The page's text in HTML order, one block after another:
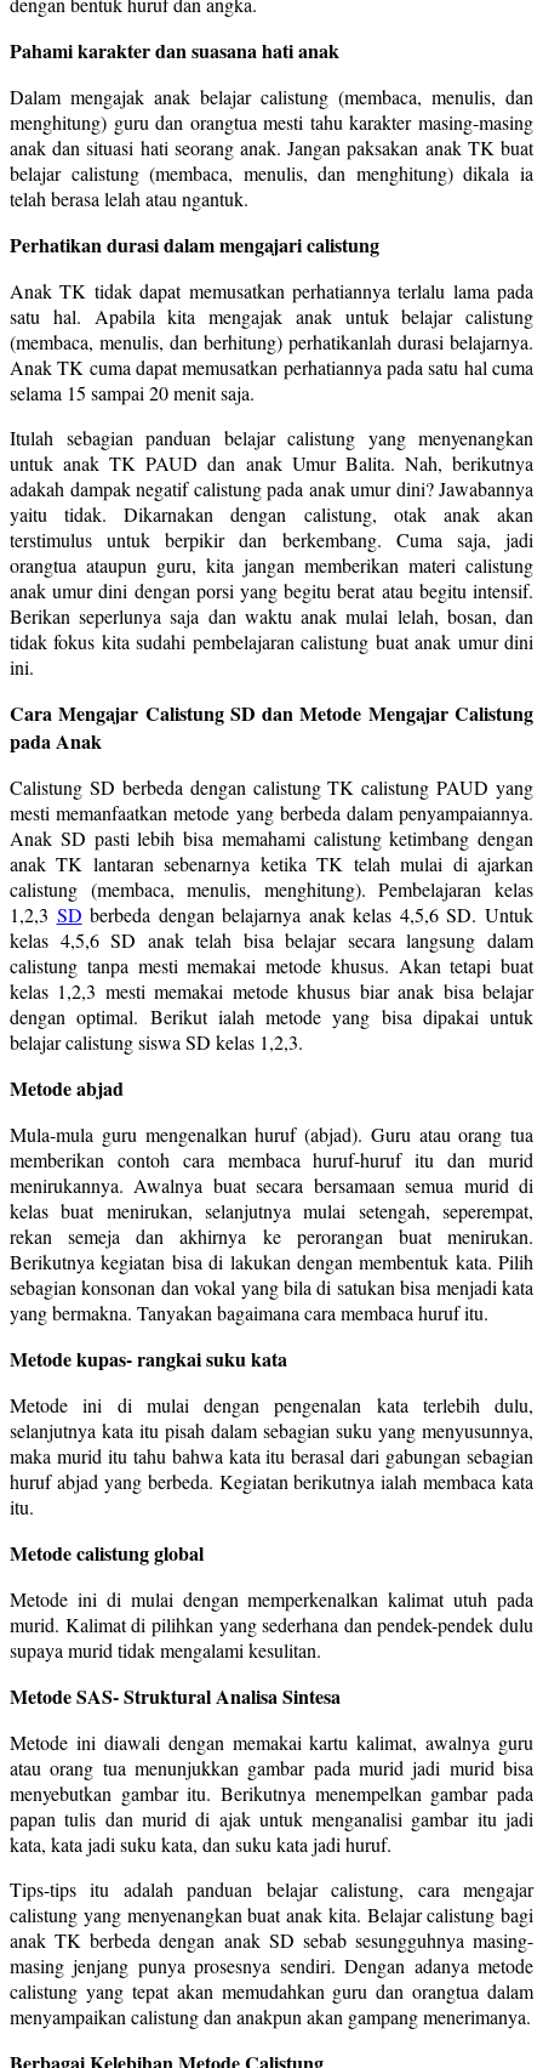
Pahami karakter dan suasana hati anak
Dalam mengajak anak belajar calistung (membaca, menulis, dan
menghitung) guru dan orangtua mesti tahu karakter masing-masing
anak dan situasi hati seorang anak. Jangan paksakan anak TK buat
belajar calistung (membaca, menulis, dan menghitung) dikala ia
telah berasa lelah atau ngantuk.
Perhatikan durasi dalam mengajari calistung
Anak TK tidak dapat memusatkan perhatiannya terlalu lama pada
satu hal. Apabila kita mengajak anak untuk belajar calistung
(membaca, menulis, dan berhitung) perhatikanlah durasi belajarnya.
Anak TK cuma dapat memusatkan perhatiannya pada satu hal cuma
selama 15 sampai 20 menit saja.
Itulah sebagian panduan belajar calistung yang menyenangkan
untuk anak TK PAUD dan anak Umur Balita. Nah, berikutnya
adakah dampak negatif calistung pada anak umur dini? Jawabannya
yaitu tidak. Dikarnakan dengan calistung, otak anak akan
terstimulus untuk berpikir dan berkembang. Cuma saja, jadi
orangtua ataupun guru, kita jangan memberikan materi calistung
anak umur dini dengan porsi yang begitu berat atau begitu intensif.
Berikan seperlunya saja dan waktu anak mulai lelah, bosan, dan
tidak fokus kita sudahi pembelajaran calistung buat anak umur dini
ini.
Cara Mengajar Calistung SD dan Metode Mengajar Calistung
pada Anak
Calistung SD berbeda dengan calistung TK calistung PAUD yang
mesti memanfaatkan metode yang berbeda dalam penyampaiannya.
Anak SD pasti lebih bisa memahami calistung ketimbang dengan
anak TK lantaran sebenarnya ketika TK telah mulai di ajarkan
calistung (membaca, menulis, menghitung). Pembelajaran kelas
1,2,3 SD berbeda dengan belajarnya anak kelas 4,5,6 SD. Untuk
kelas 4,5,6 SD anak telah bisa belajar secara langsung dalam
calistung tanpa mesti memakai metode khusus. Akan tetapi buat
kelas 1,2,3 mesti memakai metode khusus biar anak bisa belajar
dengan optimal. Berikut ialah metode yang bisa dipakai untuk
belajar calistung siswa SD kelas 1,2,3.
Metode abjad
Mula-mula guru mengenalkan huruf (abjad). Guru atau orang tua
memberikan contoh cara membaca huruf-huruf itu dan murid
menirukannya. Awalnya buat secara bersamaan semua murid di
kelas buat menirukan, selanjutnya mulai setengah, seperempat,
rekan semeja dan akhirnya ke perorangan buat menirukan.
Berikutnya kegiatan bisa di lakukan dengan membentuk kata. Pilih
sebagian konsonan dan vokal yang bila di satukan bisa menjadi kata
yang bermakna. Tanyakan bagaimana cara membaca huruf itu.
Metode kupas- rangkai suku kata
Metode ini di mulai dengan pengenalan kata terlebih dulu,
selanjutnya kata itu pisah dalam sebagian suku yang menyusunnya,
maka murid itu tahu bahwa kata itu berasal dari gabungan sebagian
huruf abjad yang berbeda. Kegiatan berikutnya ialah membaca kata
itu.
Metode calistung global
Metode ini di mulai dengan memperkenalkan kalimat utuh pada
murid. Kalimat di pilihkan yang sederhana dan pendek-pendek dulu
supaya murid tidak mengalami kesulitan.
Metode SAS- Struktural Analisa Sintesa
Metode ini diawali dengan memakai kartu kalimat, awalnya guru
atau orang tua menunjukkan gambar pada murid jadi murid bisa
menyebutkan gambar itu. Berikutnya menempelkan gambar pada
papan tulis dan murid di ajak untuk menganalisi gambar itu jadi
kata, kata jadi suku kata, dan suku kata jadi huruf.
Tips-tips itu adalah panduan belajar calistung, cara mengajar
calistung yang menyenangkan buat anak kita. Belajar calistung bagi
anak TK berbeda dengan anak SD sebab sesungguhnya masing-
masing jenjang punya prosesnya sendiri. Dengan adanya metode
calistung yang tepat akan memudahkan guru dan orangtua dalam
menyampaikan calistung dan anakpun akan gampang menerimanya.
Berbagai Kelebihan Metode Calistung